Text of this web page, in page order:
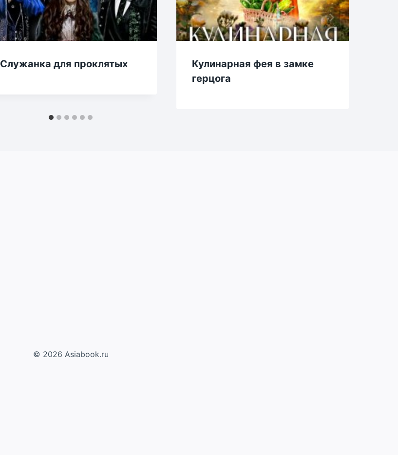
Служанка для проклятых
Кулинарная фея в замке
герцога
© 2026 Asiabook.ru